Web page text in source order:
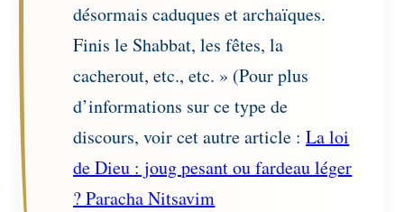
désormais caduques et archaïques.
Finis le Shabbat, les fêtes, la
cacherout, etc., etc. » (Pour plus
d’informations sur ce type de
discours, voir cet autre article :La loi
de Dieu : joug pesant ou fardeau léger
? Paracha Nitsavim